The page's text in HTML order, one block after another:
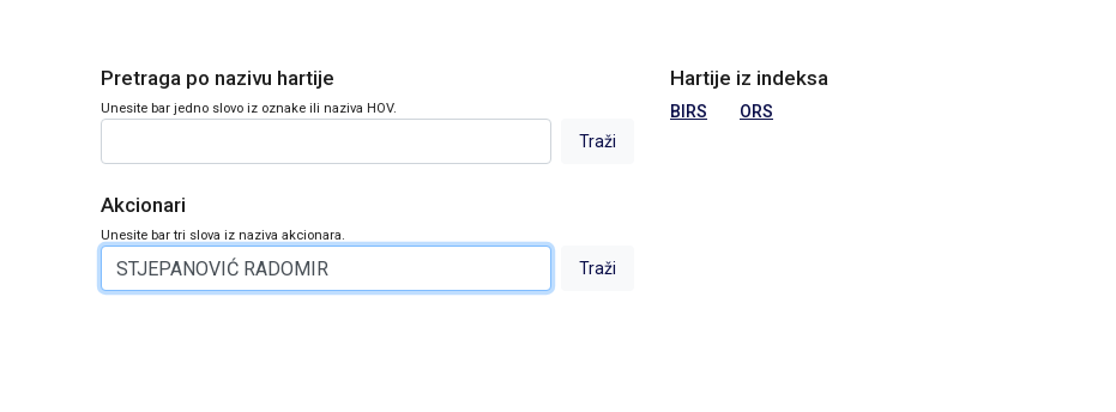
Pretraga po nazivu hartije
Unesite bar jedno slovo iz oznake ili naziva HOV.
Hartije iz indeksa
BIRS ORS
Akcionari
Unesite bar tri slova iz naziva akcionara.